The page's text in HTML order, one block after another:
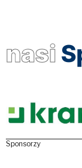
nasi
Sponsorzy